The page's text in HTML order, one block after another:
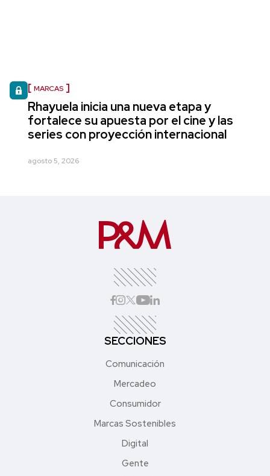
MARCAS
Rhayuela inicia una nueva etapa y
fortalece su apuesta por el cine y las
series con proyección internacional
agosto 5, 2026
SECCIONES
Comunicación
Mercadeo
Consumidor
Marcas Sostenibles
Digital
Gente